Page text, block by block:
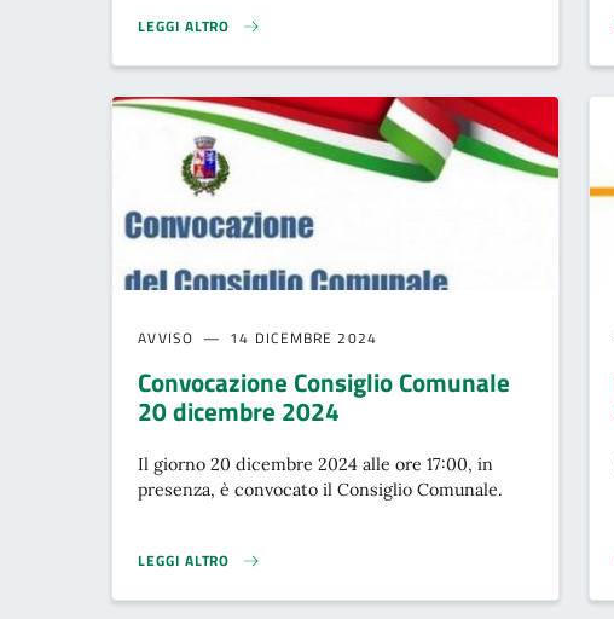
LEGGI ALTRO
CONVOCAZIONE CONSIGLIO COMUNALE 22 DICEMBRE 2025}
AVVISO 14 DICEMBRE 2024
Convocazione Consiglio Comunale
20 dicembre 2024
Il giorno 20 dicembre 2024 alle ore 17:00, in
presenza, è convocato il Consiglio Comunale.
LEGGI ALTRO
CONVOCAZIONE CONSIGLIO COMUNALE 20 DICEMBRE 2024}